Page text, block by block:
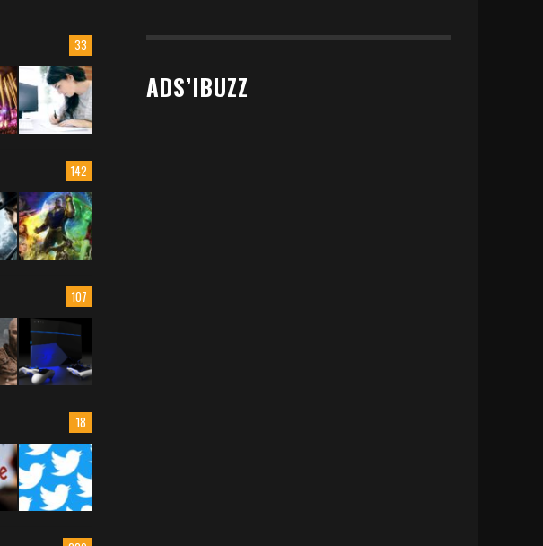
33
142
107
18
ADS’IBUZZ